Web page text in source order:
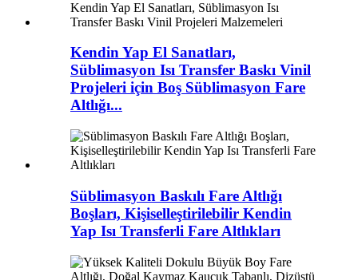
Kendin Yap El Sanatları,
Süblimasyon Isı Transfer Baskı Vinil
Projeleri için Boş Süblimasyon Fare
Altlığı...
Süblimasyon Baskılı Fare Altlığı
Boşları, Kişiselleştirilebilir Kendin
Yap Isı Transferli Fare Altlıkları